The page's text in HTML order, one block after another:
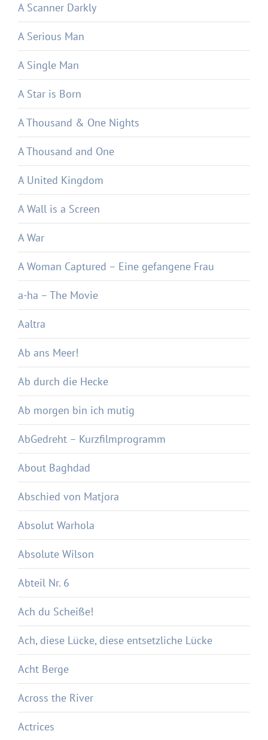
A Scanner Darkly
A Serious Man
A Single Man
A Star is Born
A Thousand & One Nights
A Thousand and One
A United Kingdom
A Wall is a Screen
A War
A Woman Captured – Eine gefangene Frau
a-ha – The Movie
Aaltra
Ab ans Meer!
Ab durch die Hecke
Ab morgen bin ich mutig
AbGedreht – Kurzfilmprogramm
About Baghdad
Abschied von Matjora
Absolut Warhola
Absolute Wilson
Abteil Nr. 6
Ach du Scheiße!
Ach, diese Lücke, diese entsetzliche Lücke
Acht Berge
Across the River
Actrices